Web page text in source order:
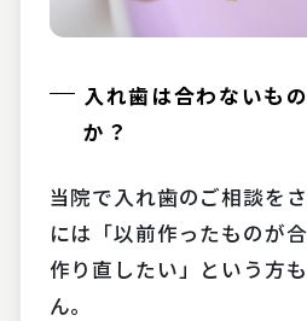
入れ歯は合わないも
か？
当院で入れ歯のご相談を
には「以前作ったものが
作り直したい」という方
ん。